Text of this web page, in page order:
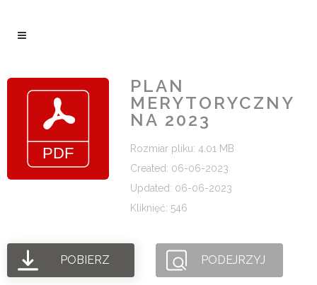
PLAN
MERYTORYCZNY
NA 2023
Rozmiar pliku: 4.01 MB
Created: 06-06-2023
Updated: 06-06-2023
Kliknięć: 546
POBIERZ PODEJRZYJ